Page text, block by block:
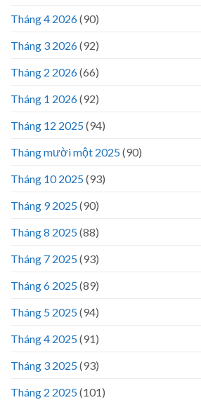
Tháng 4 2026(90)
Tháng 3 2026(92)
Tháng 2 2026(66)
Tháng 1 2026(92)
Tháng 12 2025(94)
Tháng mười một 2025(90)
Tháng 10 2025(93)
Tháng 9 2025(90)
Tháng 8 2025(88)
Tháng 7 2025(93)
Tháng 6 2025(89)
Tháng 5 2025(94)
Tháng 4 2025(91)
Tháng 3 2025(93)
Tháng 2 2025(101)